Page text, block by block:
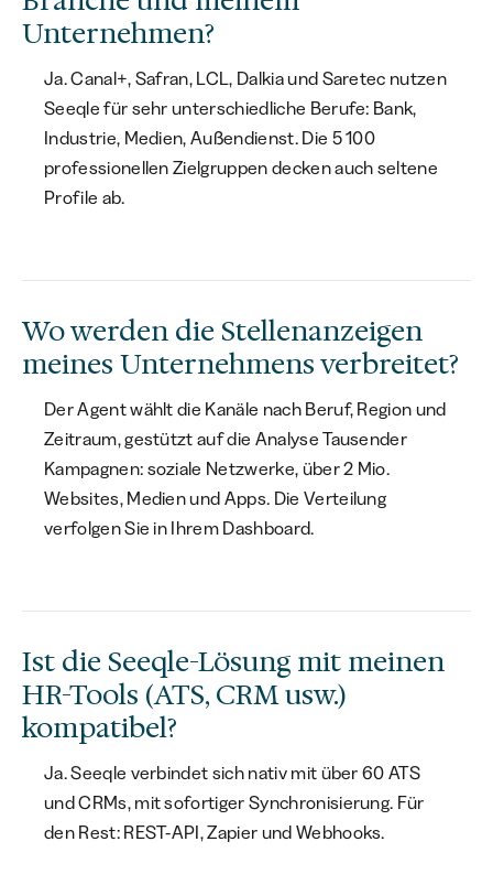
Unternehmen?
Ja. Canal+, Safran, LCL, Dalkia und Saretec nutzen
Seeqle für sehr unterschiedliche Berufe: Bank,
Industrie, Medien, Außendienst. Die 5 100
professionellen Zielgruppen decken auch seltene
Profile ab.
Wo werden die Stellenanzeigen
meines Unternehmens verbreitet?
Der Agent wählt die Kanäle nach Beruf, Region und
Zeitraum, gestützt auf die Analyse Tausender
Kampagnen: soziale Netzwerke, über 2 Mio.
Websites, Medien und Apps. Die Verteilung
verfolgen Sie in Ihrem Dashboard.
Ist die Seeqle-Lösung mit meinen
HR-Tools (ATS, CRM usw.)
kompatibel?
Ja. Seeqle verbindet sich nativ mit über 60 ATS
und CRMs, mit sofortiger Synchronisierung. Für
den Rest: REST-API, Zapier und Webhooks.